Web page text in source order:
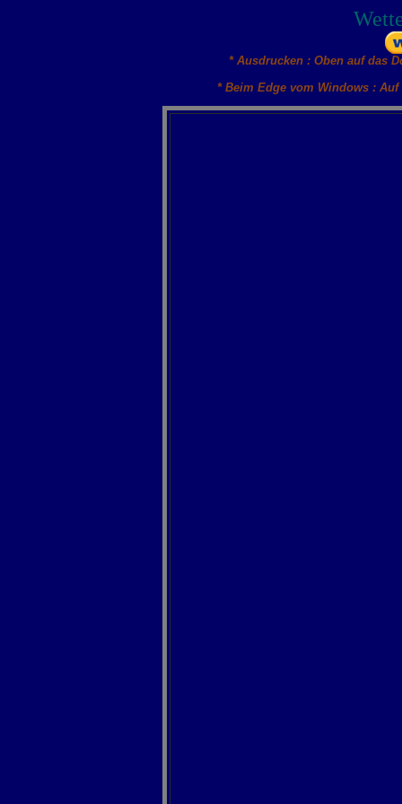
* Ausdrucken : Oben auf das
* Beim Edge vom Windows :